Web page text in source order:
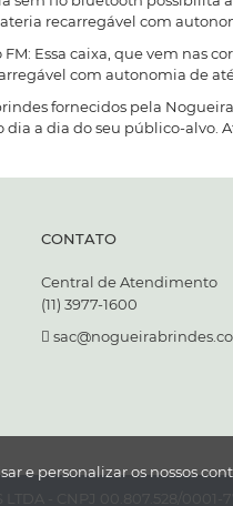
recarregável com
Essa caixa, que vem nas
com autonomia de
fornecidos pela
a dia do seu público-alvo.
CONTATO
Central de Atendimento
(11) 3977-1600
LTDA - CNPJ 00.807.528/0001-
e personalizar os nossos